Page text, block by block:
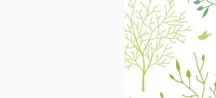
март апрель